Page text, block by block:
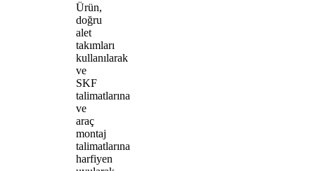
Ürün,
doğru
alet
takımları
kullanılarak
ve
SKF
talimatlarına
ve
araç
montaj
talimatlarına
harfiyen